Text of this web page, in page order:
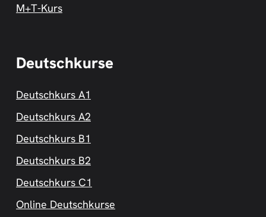
M+T-Kurs
Deutschkurse
Deutschkurs A1
Deutschkurs A2
Deutschkurs B1
Deutschkurs B2
Deutschkurs C1
Online Deutschkurse